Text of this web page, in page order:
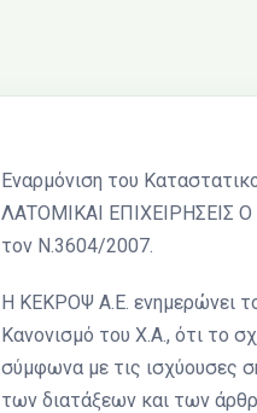
Εναρμόνιση του
ΛΑΤΟΜΙΚΑΙ ΕΠΙΧΕΙΡΗΣΕΙΣ
τον Ν.3604/2007.
Η KEKΡΟΨ Α.Ε. ενημερώνει
Κανονισμό του Χ.Α., ότι το
σύμφωνα με τις ισχύουσες
των διατάξεων και των